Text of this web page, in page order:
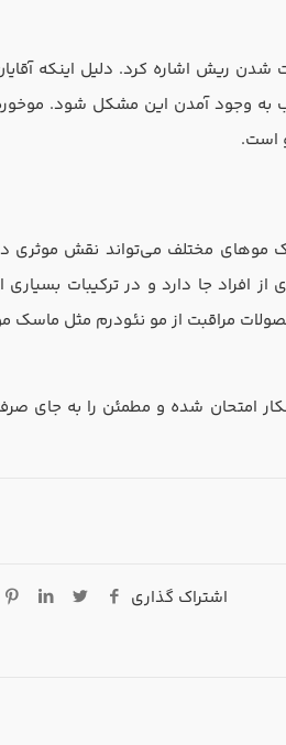
ریش اشاره کرد. دلیل اینکه
به وجود آمدن این مشکل شود.
است.
موهای مختلف می‌تواند نقش موثری
جا دارد و در ترکیبات بسیاری
مراقبت از مو نئودرم مثل ماسک
امتحان شده و مطمئن را به جای
اشتراک گذاری